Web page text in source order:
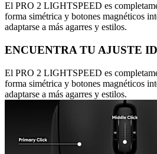
El PRO 2 LIGHTSPEED es
forma simétrica y botones magnéticos
adaptarse a más agarres y estilos.
ENCUENTRA TU AJUSTE
El PRO 2 LIGHTSPEED es
forma simétrica y botones magnéticos
adaptarse a más agarres y estilos.